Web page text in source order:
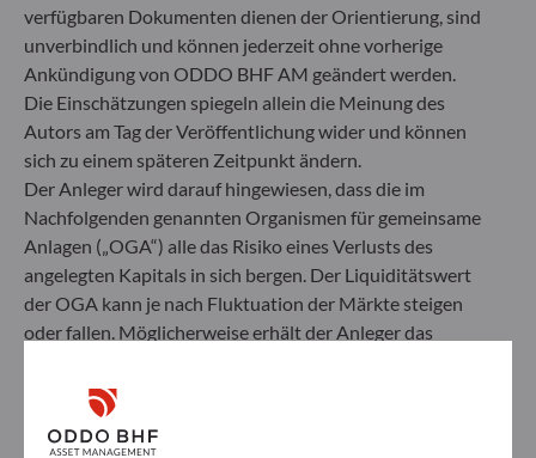
12 boulevard de la Madeleine
75440 Paris Cedex 09
verfügbaren Dokumenten dienen der Orientierung, sind
unverbindlich und können jederzeit ohne vorherige
Ankündigung von ODDO BHF AM geändert werden.
Die Einschätzungen spiegeln allein die Meinung des
Autors am Tag der Veröffentlichung wider und können
sich zu einem späteren Zeitpunkt ändern.
Der Anleger wird darauf hingewiesen, dass die im
Nachfolgenden genannten Organismen für gemeinsame
Anlagen („OGA“) alle das Risiko eines Verlusts des
angelegten Kapitals in sich bergen. Der Liquiditätswert
der OGA kann je nach Fluktuation der Märkte steigen
oder fallen. Möglicherweise erhält der Anleger das
Rücknahmen von OGA erfolgen zu einem unbekannten
Nettoinventarwert.
Vor Zeichnung eines OGA wird der Anleger gebeten,